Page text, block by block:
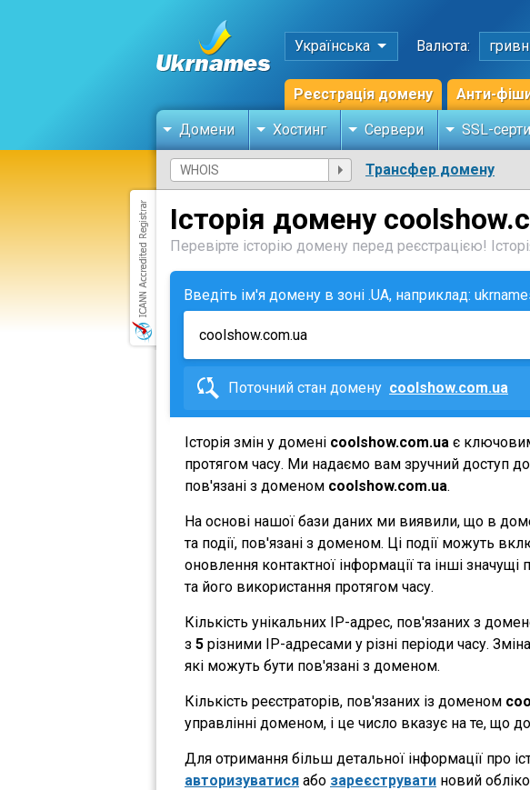
Українська Валюта:
Реєстрація домену Анти-
Домени Хостинг Сервери SSL-
Трансфер домену
Історія домену
Перевірте історію домену перед реєстрацією!
Введіть ім'я домену в зоні .UA, наприклад:
Поточний стан домену coolshow.com.ua
Історія змін у домені coolshow.com.ua є
протягом часу. Ми надаємо вам зручний доступ
пов'язані з доменом coolshow.com.ua.
На основі нашої бази даних ми виявили, що в
та події, пов'язані з доменом. Ці події можуть
оновлення контактної інформації та інші
та його використання протягом часу.
Кількість унікальних IP-адрес, пов'язаних з
з 5 різними IP-адресами у різні періоди часу.
які можуть бути пов'язані з доменом.
Кількість реєстраторів, пов'язаних із доменом
управлінні доменом, і це число вказує на те, що
Для отримання більш детальної інформації про
авторизуватися або зареєструвати новий